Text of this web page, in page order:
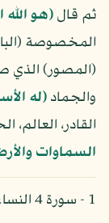
ثم قال(هو الله
المخصوصة
(المصور) الذي
والجماد(له
القادر،
السماوات
1 - سورة 4 النساء آية 39.